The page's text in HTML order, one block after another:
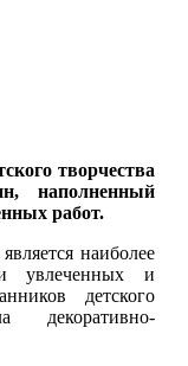
творчества
наполненный
работ.
наиболее
увлеченных и
детского
декоративно-